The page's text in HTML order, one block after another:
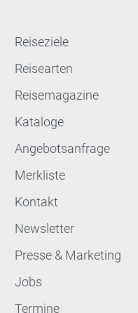
Reiseziele
Reisearten
Reisemagazine
Kataloge
Angebotsanfrage
Merkliste
Kontakt
Newsletter
Presse & Marketing
Jobs
Termine